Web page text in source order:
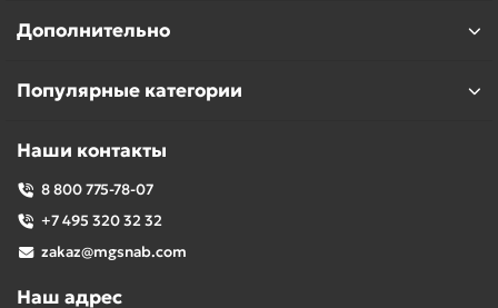
Дополнительно
Популярные категории
Наши контакты
8 800 775-78-07
+7 495 320 32 32
zakaz@mgsnab.com
Наш адрес